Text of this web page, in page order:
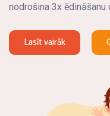
nodrošina 3x
Lasīt vairāk